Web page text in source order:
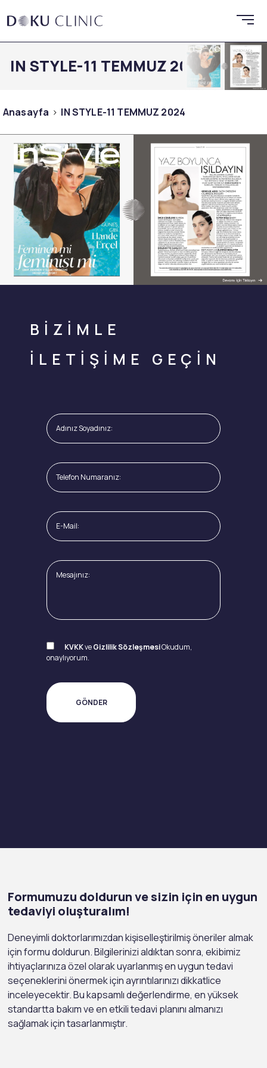
IN STYLE-11 TEMMUZ 2024
Anasayfa IN STYLE-11 TEMMUZ 2024
BİZİMLE
İLETİŞİME GEÇİN
KVKKveGizlilik SözleşmesiOkudum,
onaylıyorum.
Formumuzu doldurun ve sizin için en uygun
tedaviyi oluşturalım!
Deneyimli doktorlarımızdan kişiselleştirilmiş öneriler almak
için formu doldurun. Bilgilerinizi aldıktan sonra, ekibimiz
ihtiyaçlarınıza özel olarak uyarlanmış en uygun tedavi
seçeneklerini önermek için ayrıntılarınızı dikkatlice
inceleyecektir. Bu kapsamlı değerlendirme, en yüksek
standartta bakım ve en etkili tedavi planını almanızı
sağlamak için tasarlanmıştır.